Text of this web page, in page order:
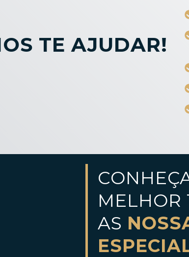
TE AJUDAR!
MELHOR
AS